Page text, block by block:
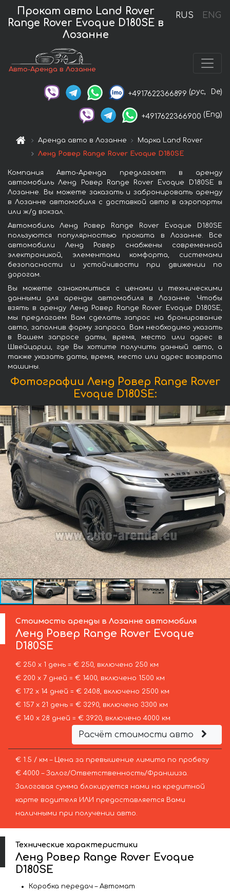
RUS ENG
Прокат авто Land Rover
Range Rover Evoque D180SE в
Лозанне
Авто-Аренда в Лозанне
+4917622366899 (рус, De)
+4917622366900 (Eng)
Аренда авто в Лозанне
Марка Land Rover
Ленд Ровер Range Rover Evoque D180SE
Компания Авто-Аренда предлагает в аренду
автомобиль Ленд Ровер Range Rover Evoque D180SE в
Лозанне. Вы можете заказать и забронировать аренду
в Лозанне автомобиля с доставкой авто в аэропорты
или ж/д вокзал.
Автомобиль Ленд Ровер Range Rover Evoque D180SE
пользуются популярностью проката в Лозанне. Все
автомобили Ленд Ровер снабжены современной
электроникой, элементами комфорта, системами
безопасности и устойчивости при движении по
дорогам.
Вы можете ознакомиться с ценами и техническими
данными для аренды автомобиля в Лозанне. Чтобы
взять в аренду Ленд Ровер Range Rover Evoque D180SE,
мы предлагаем Вам сделать запрос на бронирование
авто, заполнив форму запроса. Вам необходимо указать
в Вашем запросе даты, время, место или адрес в
Швейцарии, где Вы хотите получить данный авто, а
также указать даты, время, место или адрес возврата
машины.
Фотографии Ленд Ровер Range Rover
Evoque D180SE:
Стоимость аренды в Лозанне автомобиля
Ленд Ровер Range Rover Evoque
D180SE
€ 250 х 1 день = € 250, включено 250 км
€ 200 х 7 дней = € 1400, включено 1500 км
€ 172 х 14 дней = € 2408, включено 2500 км
€ 157 х 21 день = € 3290, включено 3300 км
€ 140 х 28 дней = € 3920, включено 4000 км
Расчёт стоимости авто
€ 1.5 / км – Цена за превышение лимита по пробегу
€ 4000 – Залог/Ответственность/Франшиза.
Залоговая сумма блокируется нами на кредитной
карте водителя ИЛИ предоставляется Вами
наличными при получении авто.
Технические характеристики
Ленд Ровер Range Rover Evoque
D180SE
Коробка передач – Автомат